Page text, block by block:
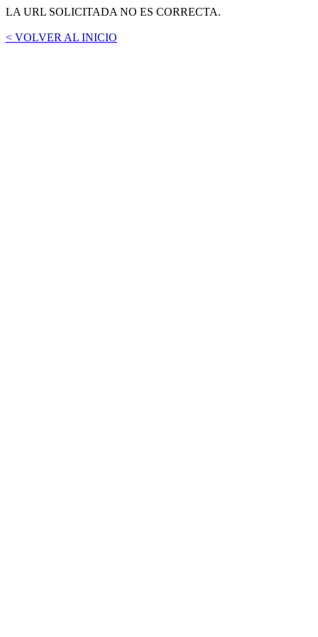
LA URL SOLICITADA NO ES CORRECTA.
< VOLVER AL INICIO